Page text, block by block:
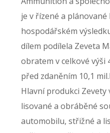
je v řízené a
hospodářském
dílem podílela Zeveta
obratem v celkové výši
před zdaněním 10,1
Hlavní produkci
lisované a obráběné
automobilu, střižné a